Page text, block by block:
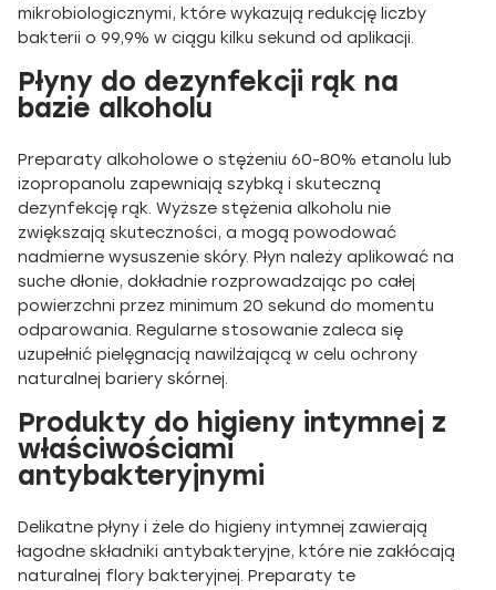
mikrobiologicznymi, które wykazują redukcję liczby
bakterii o 99,9% w ciągu kilku sekund od aplikacji.
Płyny do dezynfekcji rąk na
bazie alkoholu
Preparaty alkoholowe o stężeniu 60-80% etanolu lub
izopropanolu zapewniają szybką i skuteczną
dezynfekcję rąk. Wyższe stężenia alkoholu nie
zwiększają skuteczności, a mogą powodować
nadmierne wysuszenie skóry. Płyn należy aplikować na
suche dłonie, dokładnie rozprowadzając po całej
powierzchni przez minimum 20 sekund do momentu
odparowania. Regularne stosowanie zaleca się
uzupełnić pielęgnacją nawilżającą w celu ochrony
naturalnej bariery skórnej.
Produkty do higieny intymnej z
właściwościami
antybakteryjnymi
Delikatne płyny i żele do higieny intymnej zawierają
łagodne składniki antybakteryjne, które nie zakłócają
naturalnej flory bakteryjnej. Preparaty te